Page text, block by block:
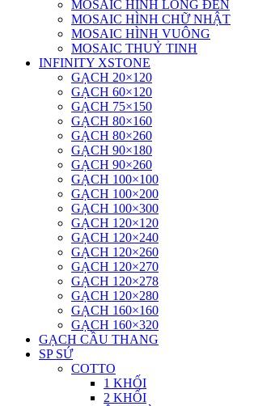
MOSAIC HÌNH LỒNG ĐÈN
MOSAIC HÌNH CHỮ NHẬT
MOSAIC HÌNH VUÔNG
MOSAIC THUỶ TINH
INFINITY XSTONE
GẠCH 20×120
GẠCH 60×120
GẠCH 75×150
GẠCH 80×160
GẠCH 80×260
GẠCH 90×180
GẠCH 90×260
GẠCH 100×100
GẠCH 100×200
GẠCH 100×300
GẠCH 120×120
GẠCH 120×240
GẠCH 120×260
GẠCH 120×270
GẠCH 120×278
GẠCH 120×280
GẠCH 160×160
GẠCH 160×320
GẠCH CẦU THANG
SP SỨ
COTTO
1 KHỐI
2 KHỐI